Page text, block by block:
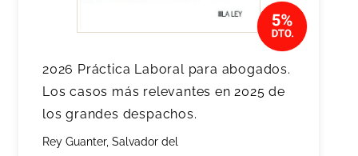
2026 Práctica Laboral para abogados.
Los casos más relevantes en 2025 de
los grandes despachos.
Rey Guanter, Salvador del